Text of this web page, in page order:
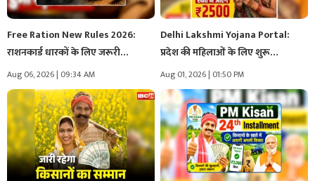
Free Ration New Rules 2026:
राशनकार्ड धारकों के लिए जरूरी…
Aug 06, 2026 | 09:34 AM
Delhi Lakshmi Yojana Portal:
प्रदेश की महिलाओं के लिए शुरू…
Aug 01, 2026 | 01:50 PM